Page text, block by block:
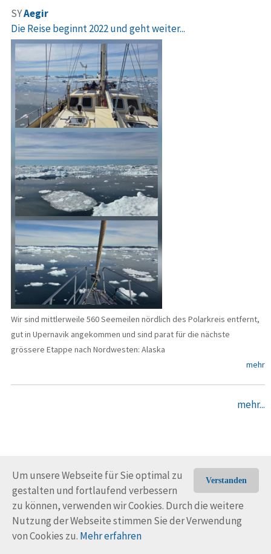
Verstanden
Um unsere Webseite für Sie optimal zu
gestalten und fortlaufend verbessern
zu können, verwenden wir Cookies. Durch die weitere
Nutzung der Webseite stimmen Sie der Verwendung
von Cookies zu. Mehr erfahren
SYAegir
Die Reise beginnt 2022 und geht weiter...
Wir sind mittlerweile 560 Seemeilen nördlich des Polarkreis entfernt,
gut in Upernavik angekommen und sind parat für die nächste
grössere Etappe nach Nordwesten: Alaska
mehr
mehr...
© Trans-Ocean e.V. 2010-2026 Impressum
Nutzungsbedingungen
Rechtliche Hinweise